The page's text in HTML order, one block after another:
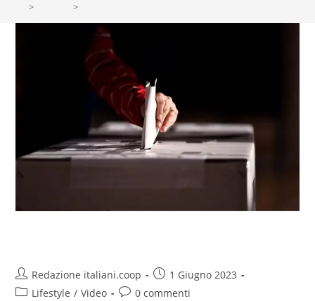
> >
Redazione italiani.coop
1 Giugno 2023
Lifestyle / Video 0 commenti